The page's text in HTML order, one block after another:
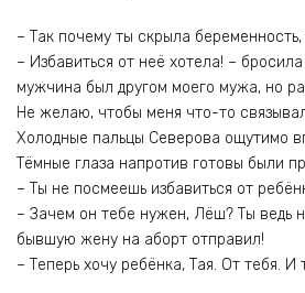
– Так почему ты скрыла беременность,
– Избавиться от неё хотела! –
мужчина был другом моего мужа, но
Не желаю, чтобы меня что-то
Холодные пальцы Северова ощутимо
Тёмные глаза напротив готовы были
– Ты не посмеешь избавиться от
– Зачем он тебе нужен, Лёш? Ты ведь
бывшую жену на аборт отправил!
– Теперь хочу ребёнка, Тая. От тебя. И